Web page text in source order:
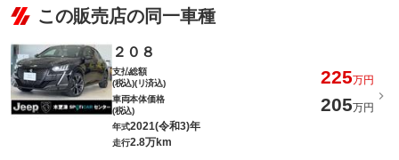
この販売店の同一車種
２０８
支払総額
(税込)(リ済込)
225万円
車両本体価格
(税込)
205万円
年式2021(令和3)年
走行2.8万km